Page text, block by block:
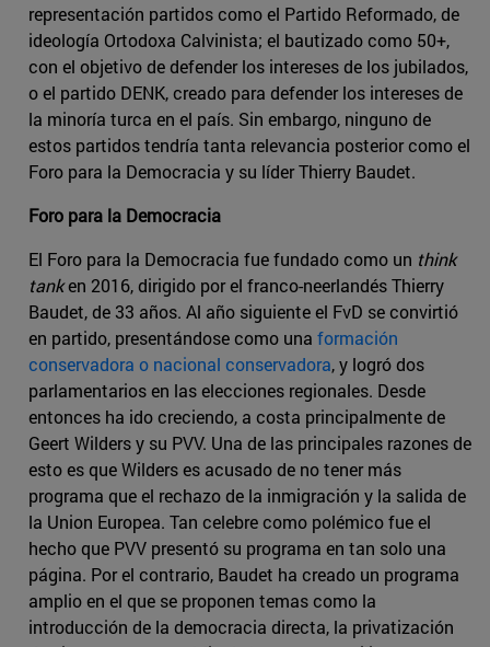
representación partidos como el Partido Reformado, de
ideología Ortodoxa Calvinista; el bautizado como 50+,
con el objetivo de defender los intereses de los jubilados,
o el partido DENK, creado para defender los intereses de
la minoría turca en el país. Sin embargo, ninguno de
estos partidos tendría tanta relevancia posterior como el
Foro para la Democracia y su líder Thierry Baudet.
Foro para la Democracia
El Foro para la Democracia fue fundado como un think
tanken 2016, dirigido por el franco-neerlandés Thierry
Baudet, de 33 años. Al año siguiente el FvD se convirtió
en partido, presentándose como una formación
conservadora o nacional conservadora, y logró dos
parlamentarios en las elecciones regionales. Desde
entonces ha ido creciendo, a costa principalmente de
Geert Wilders y su PVV. Una de las principales razones de
esto es que Wilders es acusado de no tener más
programa que el rechazo de la inmigración y la salida de
la Union Europea. Tan celebre como polémico fue el
hecho que PVV presentó su programa en tan solo una
página. Por el contrario, Baudet ha creado un programa
amplio en el que se proponen temas como la
introducción de la democracia directa, la privatización